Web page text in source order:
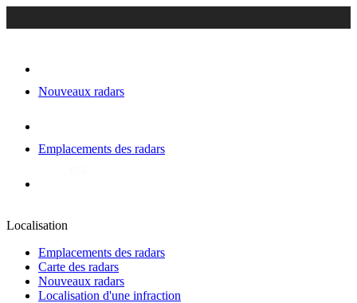
Nouveaux radars
Emplacements des radars
Localisation
Emplacements des radars
Carte des radars
Nouveaux radars
Localisation d'une infraction